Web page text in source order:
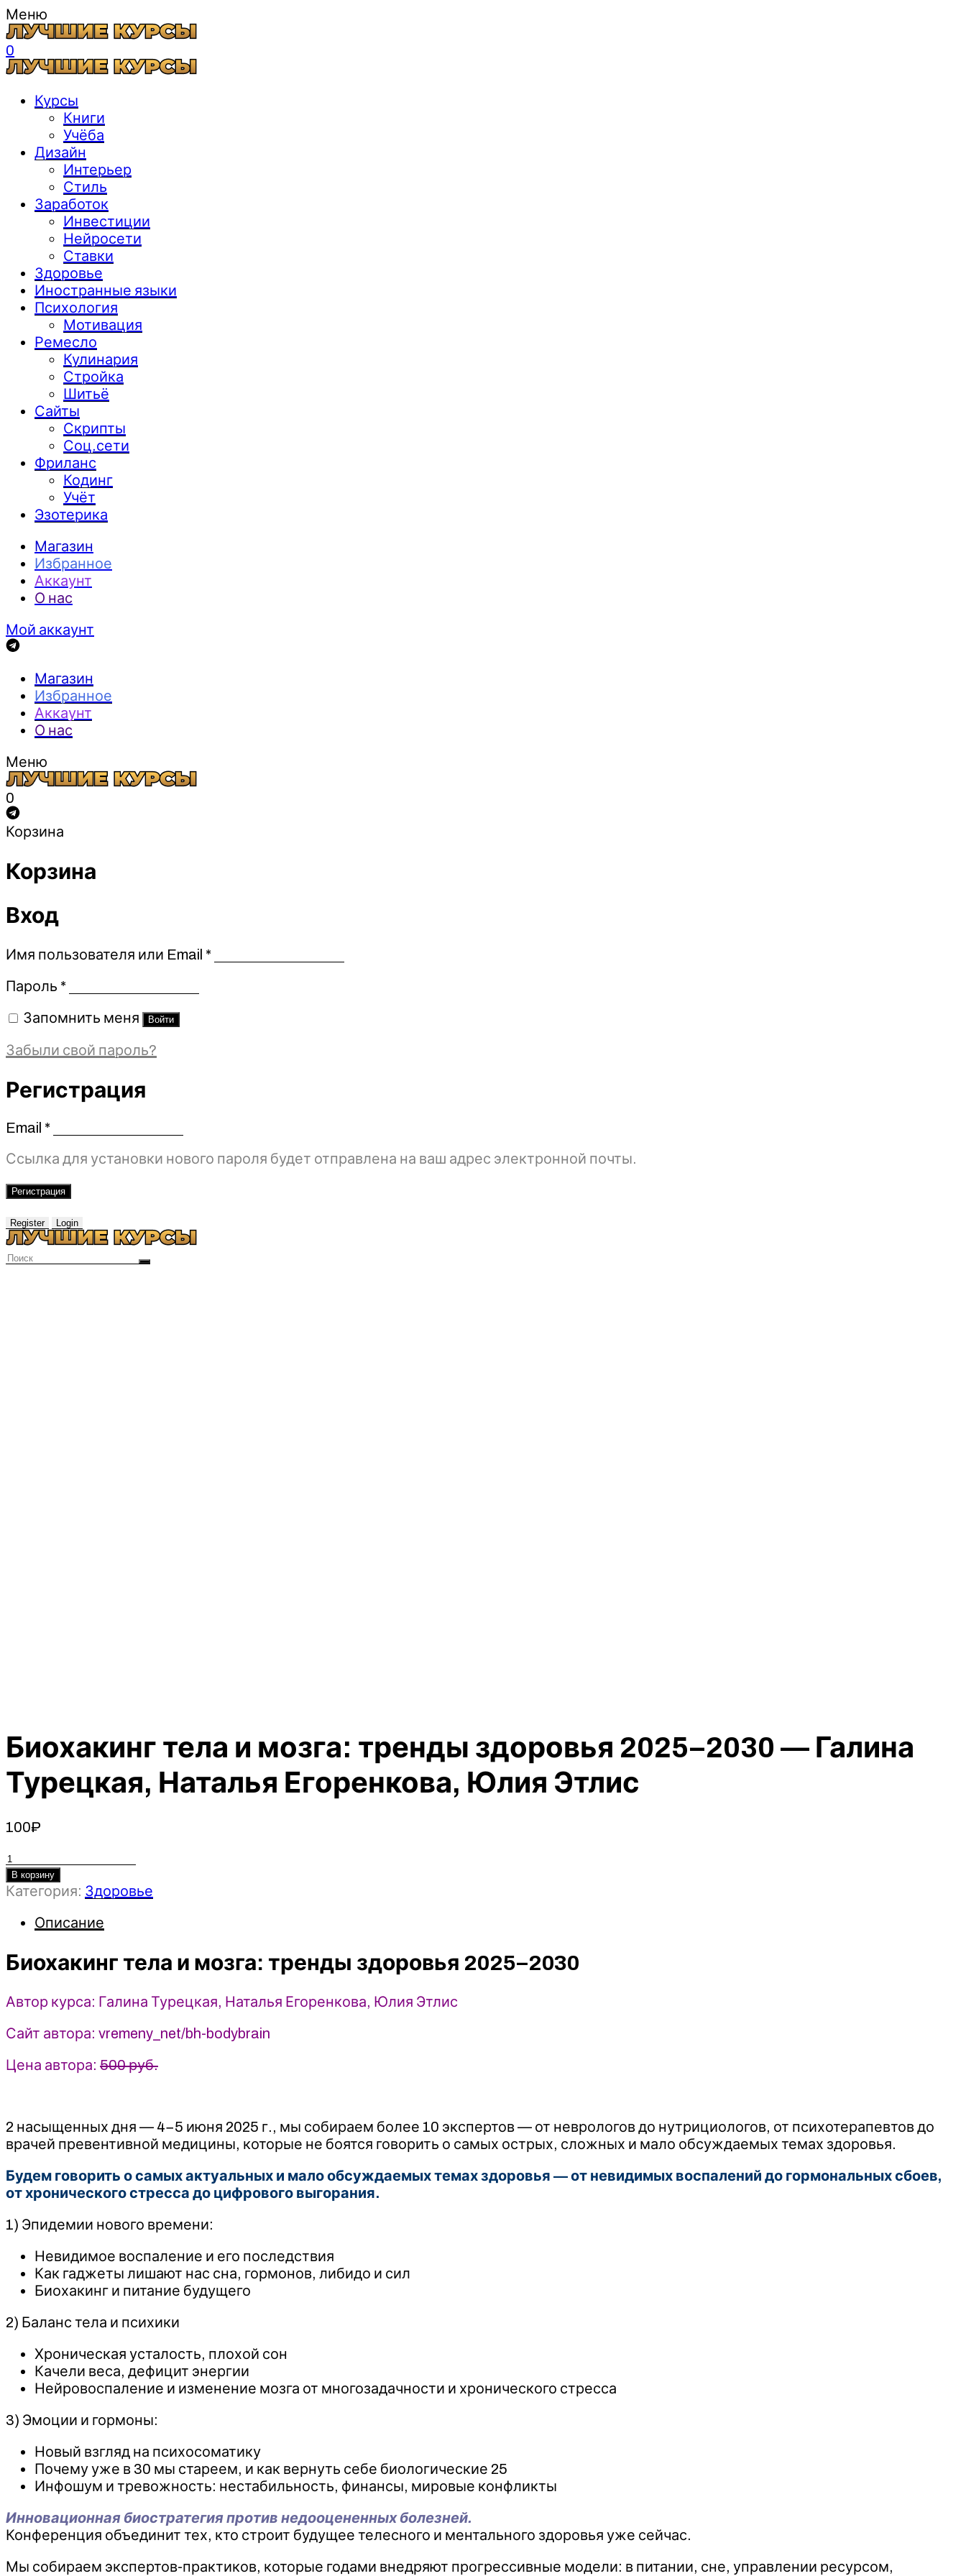
Меню
0
Курсы
Книги
Учёба
Дизайн
Интерьер
Стиль
Заработок
Инвестиции
Нейросети
Ставки
Здоровье
Иностранные языки
Психология
Мотивация
Ремесло
Кулинария
Стройка
Шитьё
Сайты
Скрипты
Соц.сети
Фриланс
Кодинг
Учёт
Эзотерика
Магазин
Избранное
Аккаунт
О нас
Мой аккаунт
Магазин
Избранное
Аккаунт
О нас
Меню
0
Корзина
Корзина
Вход
Имя пользователя или Email *Обязательно
Пароль *Обязательно
Запомнить меня Войти
Забыли свой пароль?
Регистрация
Email *Обязательно
Ссылка для установки нового пароля будет отправлена ​​на ваш адрес электронной почты.
Регистрация
Register Login
Биохакинг тела и мозга: тренды здоровья 2025–2030 — Галина
Турецкая, Наталья Егоренкова, Юлия Этлис
100₽
Количество
товара
Биохакинг
тренды
2025–
2030
-
Галина
Турецкая,
Наталья
Этлис
В корзину
Категория: Здоровье
Описание
Биохакинг тела и мозга: тренды здоровья 2025–2030
Автор курса: Галина Турецкая, Наталья Егоренкова, Юлия Этлис
Сайт автора: vremeny_net/bh-bodybrain
Цена автора: 500 руб.
2 насыщенных дня — 4−5 июня 2025 г., мы собираем более 10 экспертов — от неврологов до нутрициологов, от психотерапевтов до
врачей превентивной медицины, которые не боятся говорить о самых острых, сложных и мало обсуждаемых темах здоровья.
Будем говорить о самых актуальных и мало обсуждаемых темах здоровья — от невидимых воспалений до гормональных сбоев,
от хронического стресса до цифрового выгорания.
1) Эпидемии нового времени:
Невидимое воспаление и его последствия
Как гаджеты лишают нас сна, гормонов, либидо и сил
Биохакинг и питание будущего
2) Баланс тела и психики
Хроническая усталость, плохой сон
Качели веса, дефицит энергии
Нейровоспаление и изменение мозга от многозадачности и хронического стресса
3) Эмоции и гормоны:
Новый взгляд на психосоматику
Почему уже в 30 мы стареем, и как вернуть себе биологические 25
Инфошум и тревожность: нестабильность, финансы, мировые конфликты
Инновационная биостратегия против недооцененных болезней.
Конференция объединит тех, кто строит будущее телесного и ментального здоровья уже сейчас.
Мы собираем экспертов-практиков, которые годами внедряют прогрессивные модели: в питании, сне, управлении ресурсом,